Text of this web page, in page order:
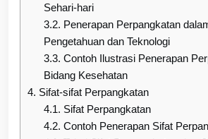
Sehari-hari
3.2. Penerapan Perpangkatan
Pengetahuan dan Teknologi
3.3. Contoh Ilustrasi Penerapan
Bidang Kesehatan
4. Sifat-sifat Perpangkatan
4.1. Sifat Perpangkatan
4.2. Contoh Penerapan Sifat